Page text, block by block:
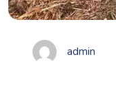
admin